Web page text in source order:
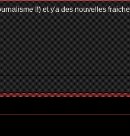
!!) et y'a des nouvelles